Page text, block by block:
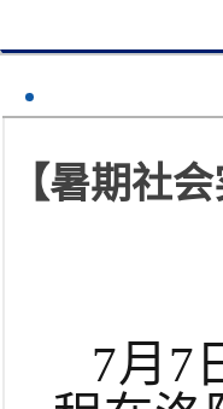
【暑期社
7月7